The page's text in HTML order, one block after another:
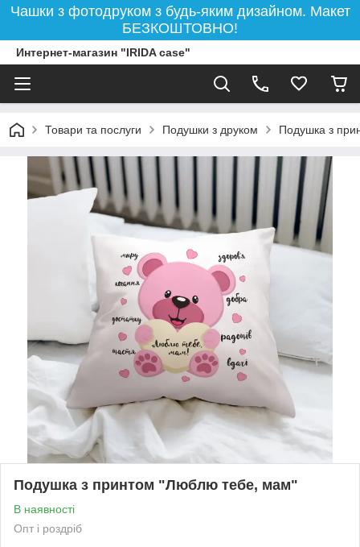
Чашки з фотодруком з будь-яким дизайном. Макет
БЕЗКОШТОВНО!
Интернет-магазин "IRIDA case"
Товари та послуги Подушки з друком Подушка з
Подушка з принтом "Люблю тебе, мам"
В наявності
Опт і роздріб